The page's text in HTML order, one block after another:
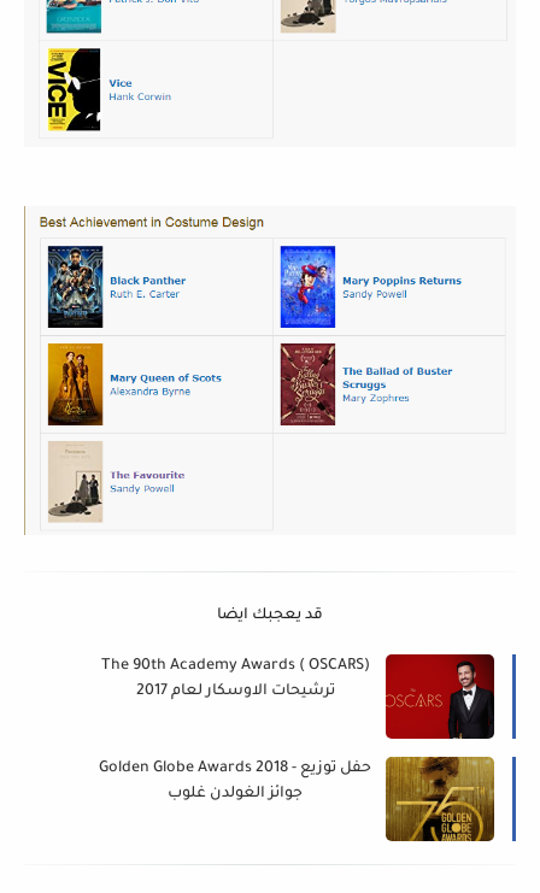
قد يعجبك ايضا
The 90th Academy Awards ( OSCARS)
ترشيحات الاوسكار لعام 2017
Golden Globe Awards 2018 - حفل توزيع
جوائز الغولدن غلوب